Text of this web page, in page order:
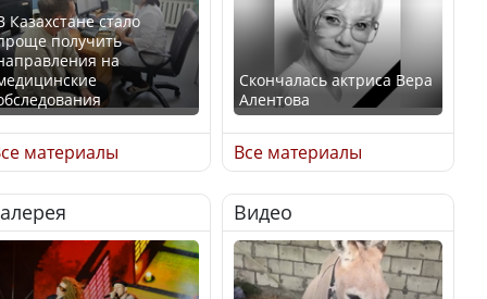
Казахстане стало
получить
на
Орталық Азия
елдері арасында әл-ауқат
индексінде көш бастады
материалы
Скончалась актриса Вера
Алентова
В РФ вынесен заочный
приговор по уголовному
делу об убийстве Игоря
Талькова
Все материалы
Видео